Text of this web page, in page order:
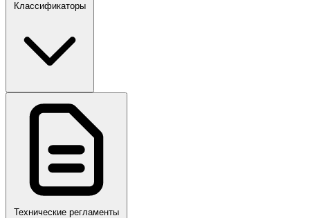
ПР,Р,ПМГ,РМГ
Классификаторы
Технические регламенты